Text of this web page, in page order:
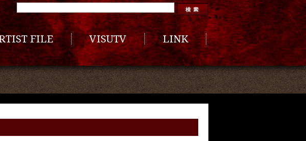
FILE VISUTV LINK